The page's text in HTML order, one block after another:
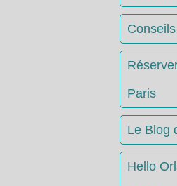
Paris
Le Blog
Hello